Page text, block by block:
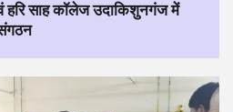
हरि साह कॉलेज उदाकिशुनगंज में